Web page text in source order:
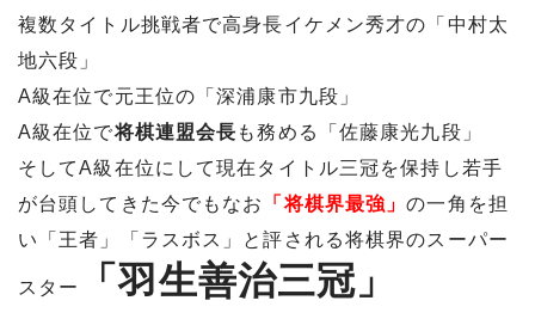
複数タイトル挑戦者で高身長イケメン秀才の「中村太
地六段」
A級在位で元王位の「深浦康市九段」
A級在位で将棋連盟会長 も務める「佐藤康光九段」
そしてA級在位にして現在タイトル三冠を保持し若手
が台頭してきた今でもなお
「将棋界最強」の一角を担
い「王者」「ラスボス」と評される将棋界のスーパー
スター 「羽生善治三冠」